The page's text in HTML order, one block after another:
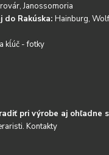
Janossomoria
do Rakúska:Hainburg,
kĺúč - fotky
pri výrobe aj ohľadne
Kontakty